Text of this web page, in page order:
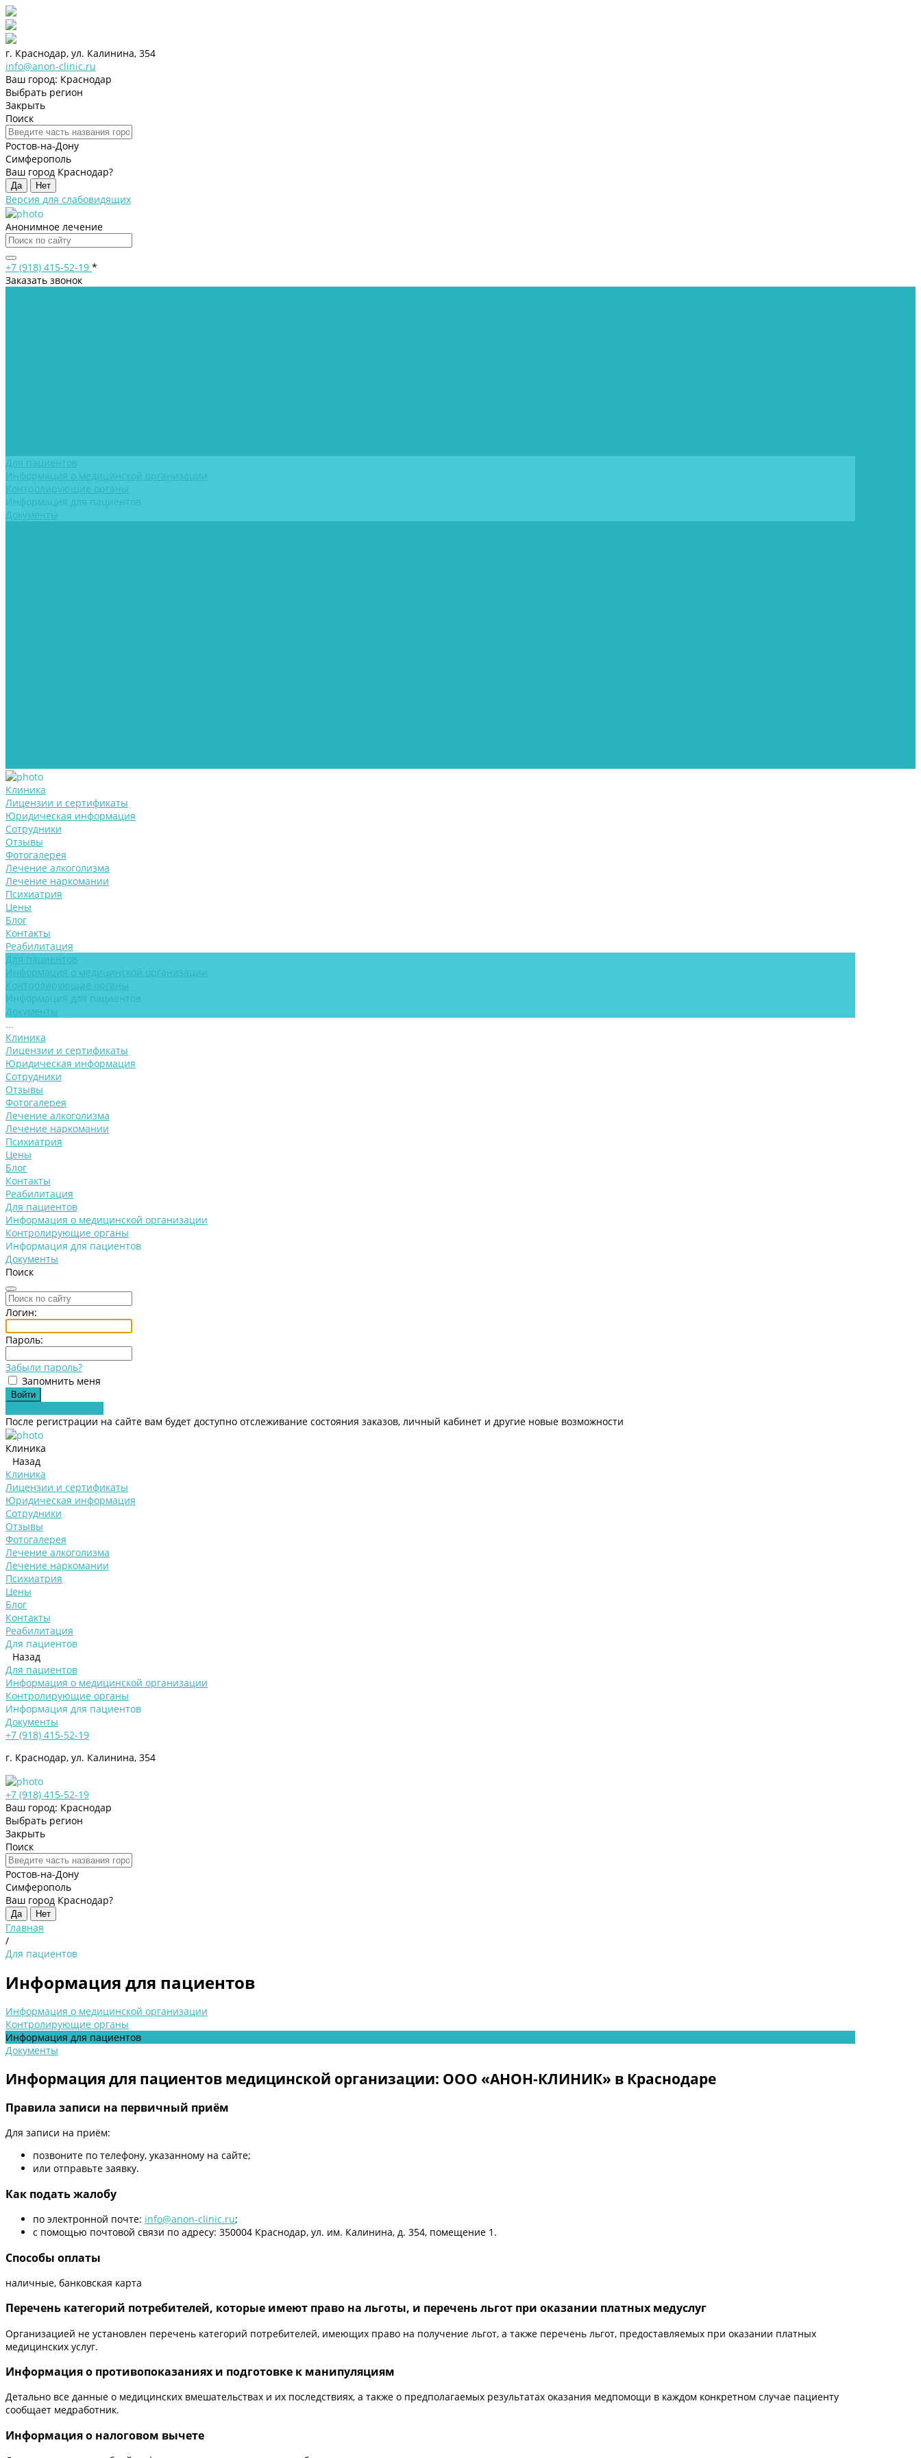
г. Краснодар, ул. Калинина, 354
info@anon-clinic.ru
Ваш город: Краснодар
Выбрать регион
Закрыть
Поиск
Ростов-на-Дону
Симферополь
Ваш город Краснодар?
Да Нет
Версия для слабовидящих
Анонимное лечение
+7 (918) 415-52-19 *
Заказать звонок
Для пациентов
Информация о медицинской организации
Контролирующие органы
Информация для пациентов
Документы
Клиника
Лицензии и сертификаты
Юридическая информация
Сотрудники
Отзывы
Фотогалерея
Лечение алкоголизма
Лечение наркомании
Психиатрия
Цены
Блог
Контакты
Реабилитация
Для пациентов
Информация о медицинской организации
Контролирующие органы
Информация для пациентов
Документы
...
Клиника
Лицензии и сертификаты
Юридическая информация
Сотрудники
Отзывы
Фотогалерея
Лечение алкоголизма
Лечение наркомании
Психиатрия
Цены
Блог
Контакты
Реабилитация
Для пациентов
Информация о медицинской организации
Контролирующие органы
Информация для пациентов
Документы
Поиск
Логин:
Пароль:
Забыли пароль?
Запомнить меня
После регистрации на сайте вам будет доступно отслеживание состояния заказов, личный кабинет и другие новые возможности
Клиника
Назад
Клиника
Лицензии и сертификаты
Юридическая информация
Сотрудники
Отзывы
Фотогалерея
Лечение алкоголизма
Лечение наркомании
Психиатрия
Цены
Блог
Контакты
Реабилитация
Для пациентов
Назад
Для пациентов
Информация о медицинской организации
Контролирующие органы
Информация для пациентов
Документы
+7 (918) 415-52-19
г. Краснодар, ул. Калинина, 354
+7 (918) 415-52-19
Ваш город: Краснодар
Выбрать регион
Закрыть
Поиск
Ростов-на-Дону
Симферополь
Ваш город Краснодар?
Да Нет
Главная
/
Для пациентов
Информация для пациентов
Информация о медицинской организации
Контролирующие органы
Информация для пациентов
Документы
Информация для пациентов медицинской организации: ООО «АНОН-КЛИНИК» в Краснодаре
Правила записи на первичный приём
Для записи на приём:
позвоните по телефону, указанному на сайте;
или отправьте заявку.
Как подать жалобу
по электронной почте: info@anon-clinic.ru;
с помощью почтовой связи по адресу: 350004 Краснодар, ул. им. Калинина, д. 354, помещение 1.
Способы оплаты
наличные, банковская карта
Перечень категорий потребителей, которые имеют право на льготы, и перечень льгот при оказании платных медуслуг
Организацией не установлен перечень категорий потребителей, имеющих право на получение льгот, а также перечень льгот, предоставляемых при оказании платных
медицинских услуг.
Информация о противопоказаниях и подготовке к манипуляциям
Детально все данные о медицинских вмешательствах и их последствиях, а также о предполагаемых результатах оказания медпомощи в каждом конкретном случае пациенту
сообщает медработник.
Информация о налоговом вычете